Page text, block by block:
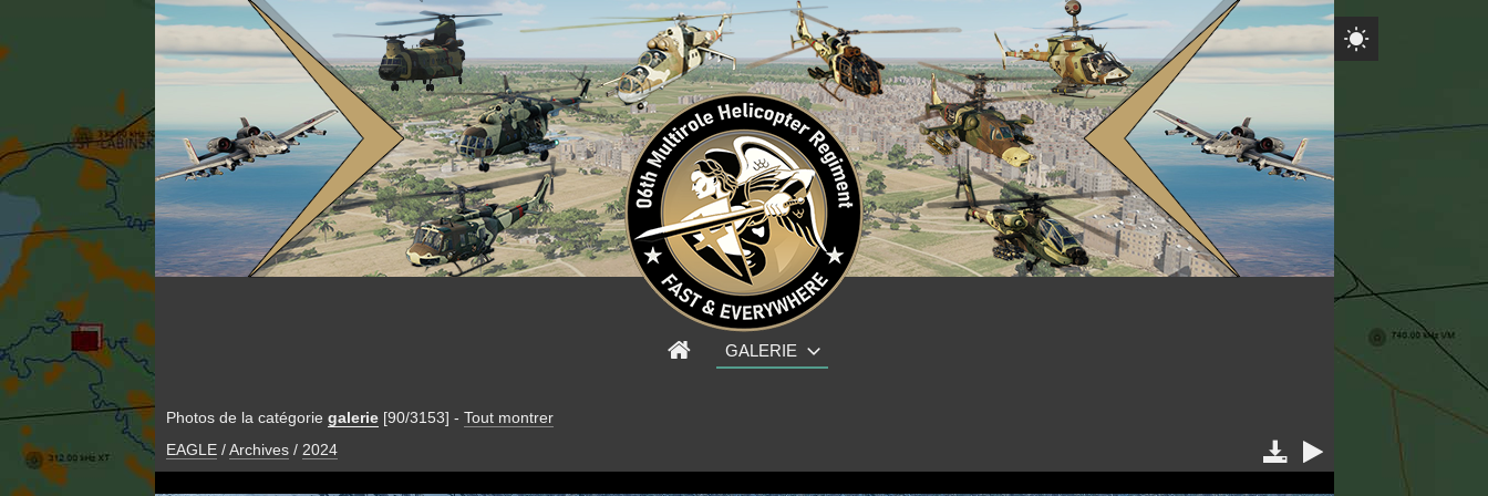

GALERIE
Photos de la catégorie galerie [90/3153] - Tout montrer
EAGLE / Archives / 2024  